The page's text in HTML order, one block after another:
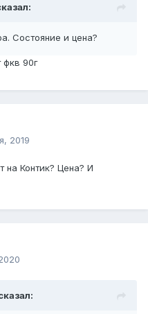
Состояние и цена?
фкв 90г
2019
на Контик? Цена? И